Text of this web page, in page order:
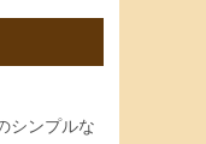
シンプルな